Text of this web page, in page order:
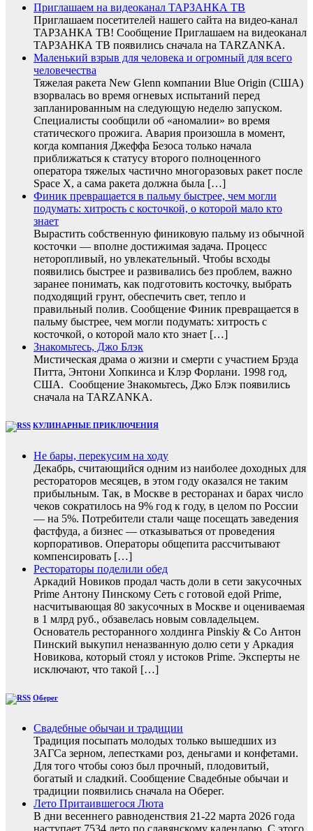
Приглашаем на видеоканал ТАРЗАНКА ТВ
Приглашаем посетителей нашего сайта на видео-канал
ТАРЗАНКА ТВ! Сообщение Приглашаем на видеоканал
ТАРЗАНКА ТВ появились сначала на TARZANKA.
Маленький взрыв для человека и огромный для всего
человечества
Тяжелая ракета New Glenn компании Blue Origin (США)
взорвалась во время огневых испытаний перед
запланированным на следующую неделю запуском.
Специалисты сообщили об «аномалии» во время
статического прожига. Авария произошла в момент,
когда компания Джеффа Безоса только начала
приближаться к статусу второго полноценного
оператора тяжелых частично многоразовых ракет после
Space X, а сама ракета должна была […]
Финик превращается в пальму быстрее, чем могли
подумать: хитрость с косточкой, о которой мало кто
знает
Вырастить собственную финиковую пальму из обычной
косточки — вполне достижимая задача. Процесс
неторопливый, но увлекательный. Чтобы всходы
появились быстрее и развивались без проблем, важно
заранее понимать, как подготовить косточку, выбрать
подходящий грунт, обеспечить свет, тепло и
правильный полив. Сообщение Финик превращается в
пальму быстрее, чем могли подумать: хитрость с
косточкой, о которой мало кто знает […]
Знакомьтесь, Джо Блэк
Мистическая драма о жизни и смерти с участием Брэда
Питта, Энтони Хопкинса и Клэр Форлани. 1998 год,
США. Сообщение Знакомьтесь, Джо Блэк появились
сначала на TARZANKA.
КУЛИНАРНЫЕ ПРИКЛЮЧЕНИЯ
Не бары, перекусим на ходу
Декабрь, считающийся одним из наиболее доходных для
рестораторов месяцев, в этом году оказался не таким
прибыльным. Так, в Москве в ресторанах и барах число
чеков сократилось на 9% год к году, в целом по России
— на 5%. Потребители стали чаще посещать заведения
фастфуда, а бизнес — отказываться от проведения
корпоративов. Операторы общепита рассчитывают
компенсировать […]
Рестораторы поделили обед
Аркадий Новиков продал часть доли в сети закусочных
Prime Антону Пинскому Сеть с готовой едой Prime,
насчитывающая 80 закусочных в Москве и оцениваемая
в 1 млрд руб., обзавелась новым совладельцем.
Основатель ресторанного холдинга Pinskiy & Co Антон
Пинский выкупил неназванную долю сети у Аркадия
Новикова, который стоял у истоков Prime. Эксперты не
исключают, что такой […]
Оберег
Свадебные обычаи и традиции
Традиция посыпать молодых только вышедших из
ЗАГСа зерном, лепестками роз, деньгами и конфетами.
Для того чтобы союз был прочный, плодовитый,
богатый и сладкий. Сообщение Свадебные обычаи и
традиции появились сначала на Оберег.
Лето Притаившегося Люта
В дни весеннего равноденствия 21-22 марта 2026 года
наступает 7534 лето по славянскому календарю. С этого